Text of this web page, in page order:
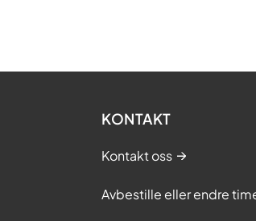
KONTAKT
Kontakt oss
Avbestille eller endre